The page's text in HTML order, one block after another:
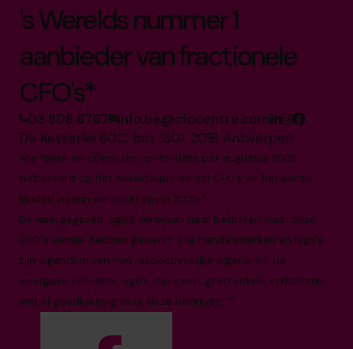
's Werelds nummer 1
aanbieder van fractionele
CFO's*
03 808 8767 info.be@cfocentre.com
De Keyserlei 60C, box 1301, 2018 Antwerpen
Alle feiten en cijfers zijn up-to-date per augustus 2025
Gebaseerd op het wereldwijde aantal CFO's en het aantal
landen waarin we actief zijn in 2025.*
De weergegeven logo's verwijzen naar bedrijven waar onze
CFO's eerder hebben gewerkt. Alle handelsmerken en logo's
zijn eigendom van hun respectievelijke eigenaren. De
weergave van deze logo's impliceert geen enkele verbintenis
met of goedkeuring door deze bedrijven.**